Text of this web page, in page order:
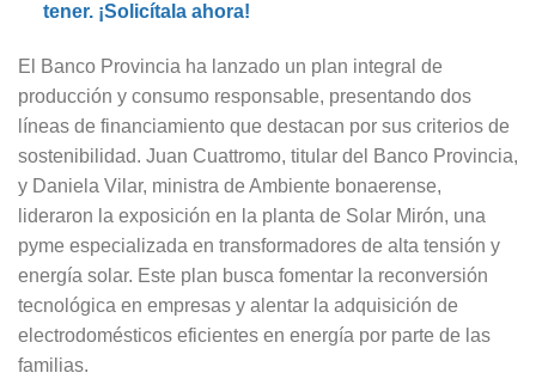
tener. ¡Solicítala ahora!
El Banco Provincia ha lanzado un plan integral de
producción y consumo responsable, presentando dos
líneas de financiamiento que destacan por sus criterios de
sostenibilidad. Juan Cuattromo, titular del Banco Provincia,
y Daniela Vilar, ministra de Ambiente bonaerense,
lideraron la exposición en la planta de Solar Mirón, una
pyme especializada en transformadores de alta tensión y
energía solar. Este plan busca fomentar la reconversión
tecnológica en empresas y alentar la adquisición de
electrodomésticos eficientes en energía por parte de las
familias.